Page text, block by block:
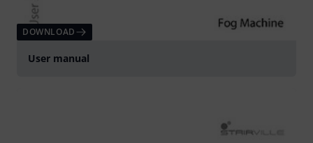
DOWNLOAD
User manual